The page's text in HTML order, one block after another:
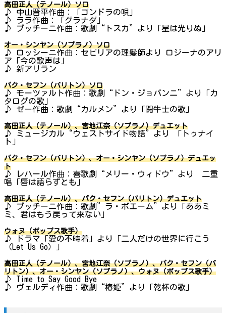
高田正人（テノール）ソロ
♪ 中山晋平作曲：「ゴンドラの唄」
♪ ララ作曲：「グラナダ」
♪ プッチーニ作曲：歌劇“トスカ”より「星は光りぬ」
オー・シンヤン（ソプラノ）ソロ
♪ ロッシーニ作曲：セビリアの理髪師より ロジーナのアリ
ア「今の歌声は」
♪ 新アリラン
パク・セフン（バリトン）ソロ
♪ モーツァルト作曲：歌劇“ドン・ジョバンニ”より「カ
タログの歌」
♪ ゼー作曲：歌劇“カルメン”より「闘牛士の歌」
高田正人（テノール）、宮地江奈（ソプラノ）デュエット
♪ ミュージカル“ウェストサイド物語”より 「トゥナイ
ト」
パク・セフン（バリトン）、オー・シンヤン（ソプラノ）デュエッ
ト
♪ レハール作曲：喜歌劇“メリー・ウィドウ”より 二重
唱「唇は語らずとも」
高田正人（テノール）、パク・セフン（バリトン）デュエット
♪ プッチーニ作曲：歌劇”ラ・ボエーム”より「ああミ
ミ、君はもう戻って来ない」
ウォヌ（ポップス歌手）
♪ ドラマ「愛の不時着」より「二人だけの世界に行こう
（Let Us Go）」
高田正人（テノール）、宮地江奈（ソプラノ）、パク・セフン（バ
リトン）、オー・シンヤン（ソプラノ）、ウォヌ（ポップス歌手）
♪ Time to Say Good Bye
♪ ヴェルディ作曲：歌劇“椿姫”より「乾杯の歌」